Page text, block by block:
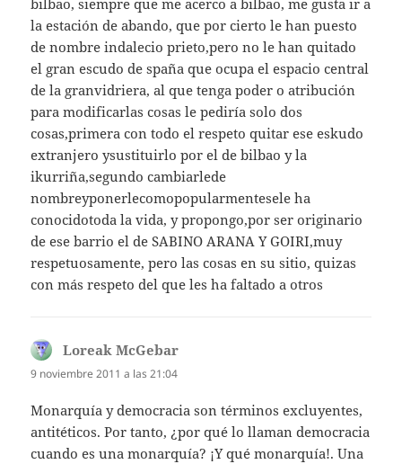
bilbao, siempre que me acerco a bilbao, me gusta ir a
la estación de abando, que por cierto le han puesto
de nombre indalecio prieto,pero no le han quitado
el gran escudo de spaña que ocupa el espacio central
de la granvidriera, al que tenga poder o atribución
para modificarlas cosas le pediría solo dos
cosas,primera con todo el respeto quitar ese eskudo
extranjero ysustituirlo por el de bilbao y la
ikurriña,segundo cambiarlede
nombreyponerlecomopopularmentesele ha
conocidotoda la vida, y propongo,por ser originario
de ese barrio el de SABINO ARANA Y GOIRI,muy
respetuosamente, pero las cosas en su sitio, quizas
con más respeto del que les ha faltado a otros
Loreak McGebar
9 noviembre 2011 a las 21:04
Monarquía y democracia son términos excluyentes,
antitéticos. Por tanto, ¿por qué lo llaman democracia
cuando es una monarquía? ¡Y qué monarquía!. Una